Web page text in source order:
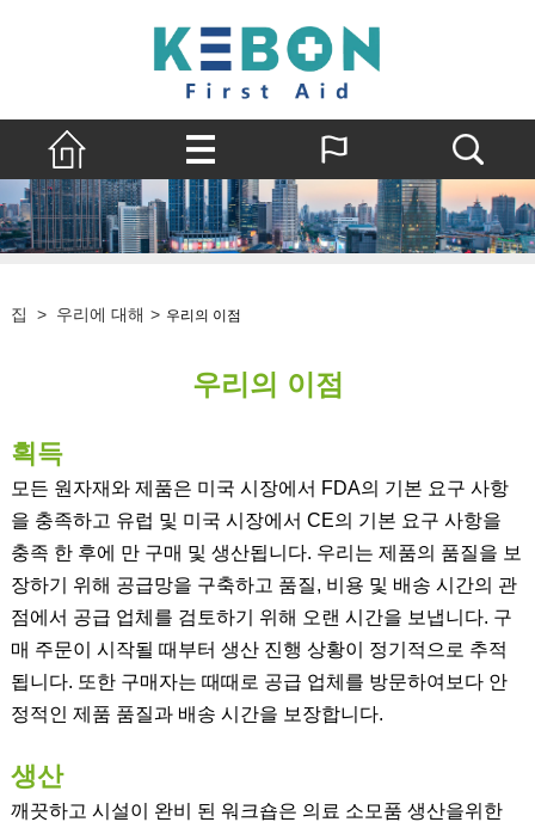
집 > 우리에 대해 > 우리의 이점
우리의 이점
획득
모든 원자재와 제품은 미국 시장에서 FDA의 기본 요구 사항
을 충족하고 유럽 및 미국 시장에서 CE의 기본 요구 사항을
충족 한 후에 만 ​​구매 및 생산됩니다. 우리는 제품의 품질을 보
장하기 위해 공급망을 구축하고 품질, 비용 및 배송 시간의 관
점에서 공급 업체를 검토하기 위해 오랜 시간을 보냅니다. 구
매 주문이 시작될 때부터 생산 진행 상황이 정기적으로 추적
됩니다. 또한 구매자는 때때로 공급 업체를 방문하여보다 안
정적인 제품 품질과 배송 시간을 보장합니다.
생산
깨끗하고 시설이 완비 된 워크숍은 의료 소모품 생산을위한